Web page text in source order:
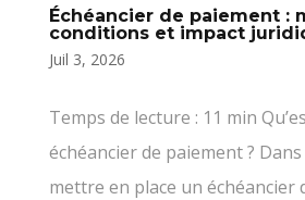
Échéancier de paiement :
conditions et impact
Juil 3, 2026
Temps de lecture : 11 min
échéancier de paiement ? Dans
mettre en place un échéancier